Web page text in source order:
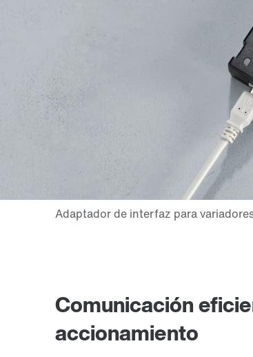
Comunicación
accionamiento